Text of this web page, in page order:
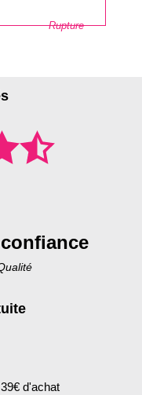
Rupture
d'achat